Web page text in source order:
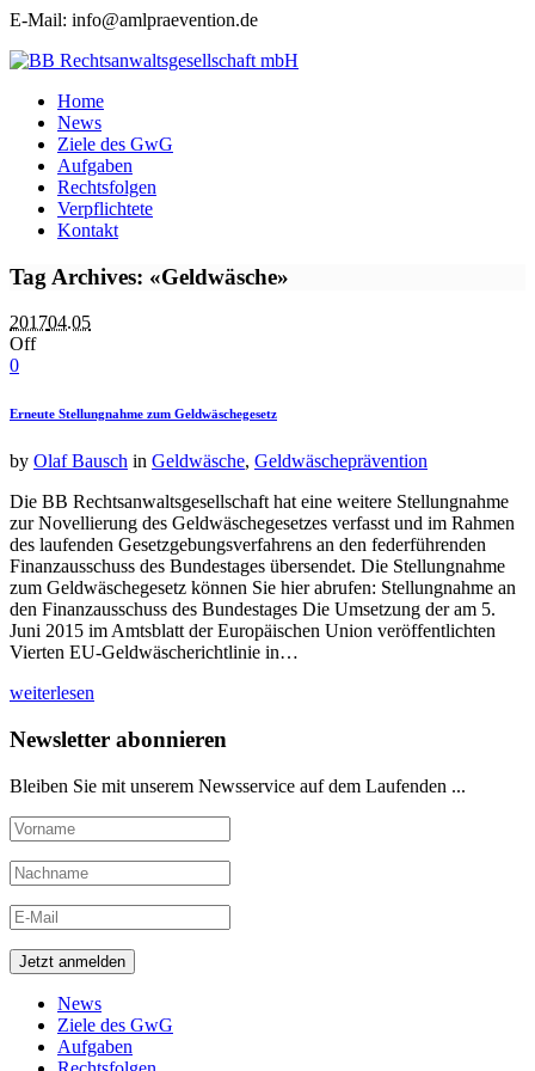
E-Mail: info@amlpraevention.de
Home
News
Ziele des GwG
Aufgaben
Rechtsfolgen
Verpflichtete
Kontakt
Tag Archives: «Geldwäsche»
201704.05
Off
0
Erneute Stellungnahme zum Geldwäschegesetz
by Olaf Bausch in Geldwäsche, Geldwäscheprävention
Die BB Rechtsanwaltsgesellschaft hat eine weitere Stellungnahme
zur Novellierung des Geldwäschegesetzes verfasst und im Rahmen
des laufenden Gesetzgebungsverfahrens an den federführenden
Finanzausschuss des Bundestages übersendet. Die Stellungnahme
zum Geldwäschegesetz können Sie hier abrufen: Stellungnahme an
den Finanzausschuss des Bundestages Die Umsetzung der am 5.
Juni 2015 im Amtsblatt der Europäischen Union veröffentlichten
Vierten EU-Geldwäscherichtlinie in…
weiterlesen
Newsletter abonnieren
Bleiben Sie mit unserem Newsservice auf dem Laufenden ...
News
Ziele des GwG
Aufgaben